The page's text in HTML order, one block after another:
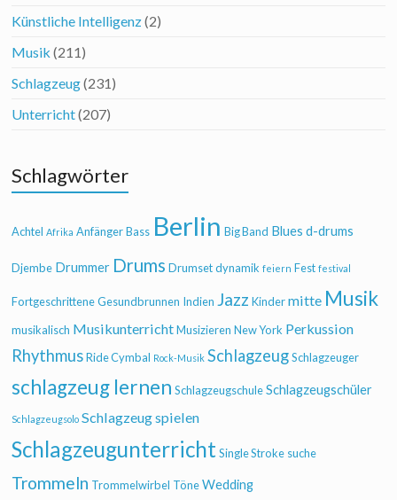
Künstliche Intelligenz(2)
Musik (211)
Schlagzeug(231)
Unterricht(207)
Schlagwörter
Achtel Afrika Anfänger Bass Berlin Big Band Blues d-drums
Djembe Drummer Drums Drumset dynamik feiern Fest festival
Fortgeschrittene Gesundbrunnen Indien Jazz Kinder mitte Musik
musikalisch Musikunterricht Musizieren New York Perkussion
Rhythmus Ride Cymbal Rock-Musik Schlagzeug Schlagzeuger
schlagzeug lernen Schlagzeugschule Schlagzeugschüler
Schlagzeugsolo Schlagzeug spielen
Schlagzeugunterricht Single Stroke suche
Trommeln Trommelwirbel Töne Wedding